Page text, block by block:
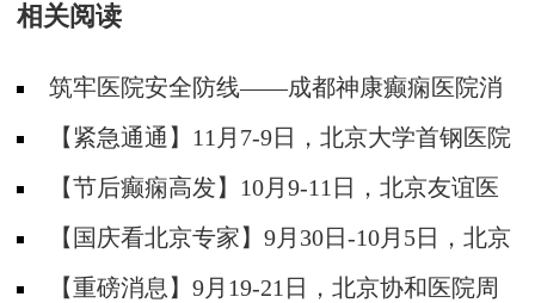
相关阅读
筑牢医院安全防线——成都神康癫痫医院消
防安全培训纪实
【紧急通通】11月7-9日，北京大学首钢医院
神经内科胡颖教授亲临成都会诊，破解癫痫疑难
【节后癫痫高发】10月9-11日，北京友谊医
院陈葵博士免费会诊+治疗援助，破解癫痫难
题！
【国庆看北京专家】9月30日-10月5日，北京
天坛&首钢医院两大专家蓉城亲诊+癫痫大额救
【重磅消息】9月19-21日，北京协和医院周